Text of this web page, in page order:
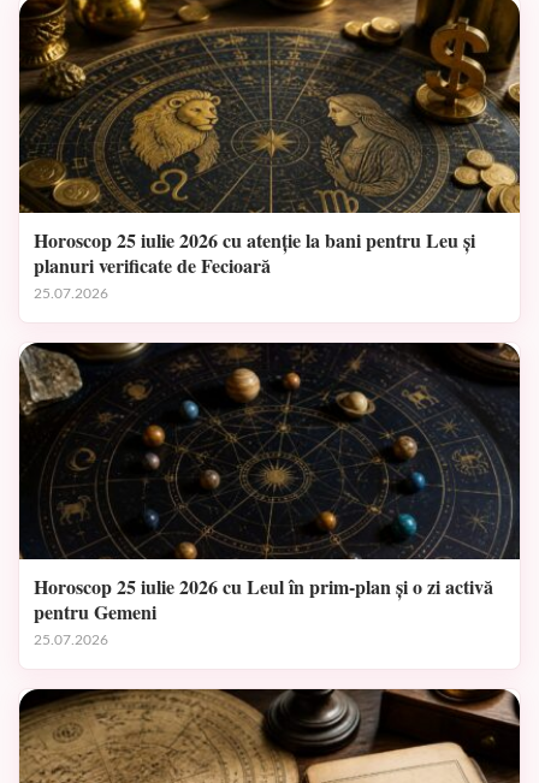
Horoscop 25 iulie 2026 cu atenție la bani pentru Leu și
planuri verificate de Fecioară
25.07.2026
Horoscop 25 iulie 2026 cu Leul în prim-plan și o zi activă
pentru Gemeni
25.07.2026